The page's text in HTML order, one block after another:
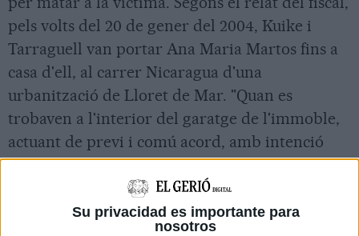
Su privacidad es importante para
nosotros
pels volts del 20 de gener del 2004, Kuike i
Tarraguell van portar Ana Maria Martos fins a
casa d'ell, al carrer Nicaragua d'una
urbanització de Lloret de Mar. "Quan es
trobaven a l'interior del garatge de l'immoble,
actuant de previ i comú acord, amb intenció
d'acabar amb la vida d'Ana Maria Martos, van
llançar un atac contra ella en el marc del qual li
van donar mort", relata el fiscal.